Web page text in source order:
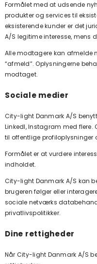
Formålet med at udsende
produkter og services til
eksisterende kunder er det
A/S legitime interesse, mens
Alle modtagere kan afmelde
“afmeld”. Oplysningerne
modtaget.
Sociale medier
City-light Danmark A/S
LinkedI, Instagram med flere.
til offentlige profiloplysninger
Formålet er at vurdere
indholdet.
City-light Danmark A/S kan
brugeren følger eller
sociale netværks
privatlivspolitikker.
Dine rettigheder
Når City-light Danmark A/S